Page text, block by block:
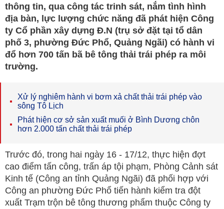
thông tin, qua công tác trinh sát, nắm tình hình
địa bàn, lực lượng chức năng đã phát hiện Công
ty Cổ phần xây dựng Đ.N (trụ sở đặt tại tổ dân
phố 3, phường Đức Phổ, Quảng Ngãi) có hành vi
đổ hơn 700 tấn bã bê tông thải trái phép ra môi
trường.
Xử lý nghiêm hành vi bơm xả chất thải trái phép vào
sông Tô Lịch
Phát hiện cơ sở sản xuất muối ở Bình Dương chôn
hơn 2.000 tấn chất thải trái phép
Trước đó, trong hai ngày 16 - 17/12, thực hiện đợt
cao điểm tấn công, trấn áp tội phạm, Phòng Cảnh sát
Kinh tế (Công an tỉnh Quảng Ngãi) đã phối hợp với
Công an phường Đức Phổ tiến hành kiểm tra đột
xuất Trạm trộn bê tông thương phẩm thuộc Công ty